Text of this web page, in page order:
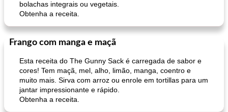
bolachas integrais ou vegetais.
Obtenha a receita.
Frango com manga e maçã
Esta receita do The Gunny Sack é carregada de sabor e
cores! Tem maçã, mel, alho, limão, manga, coentro e
muito mais. Sirva com arroz ou enrole em tortillas para um
jantar impressionante e rápido.
Obtenha a receita.